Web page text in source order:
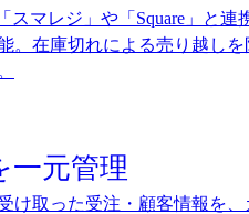
スマレジ」や「Square」と連
。在庫切れによる売り越し
一元管理
け取った受注・顧客情報を